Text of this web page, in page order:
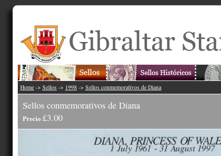
Home -> Sellos -> 1998 -> Sellos conmemorativos de Diana
Sellos conmemorativos de Diana
Precio £3.00